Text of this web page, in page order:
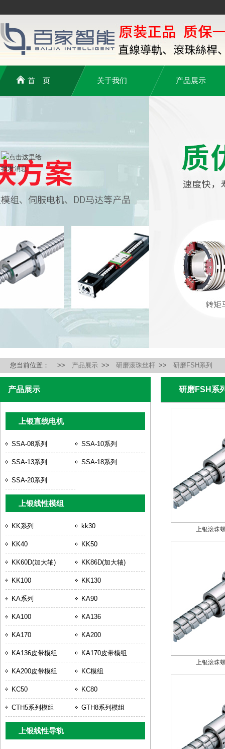
首 页 关于我们 产品展示
您当前位置： >> 产品展示 >> 研磨滚珠丝杆 >> 研磨FSH系列
产品展示
上银直线电机
SSA-08系列 SSA-10系列
SSA-13系列 SSA-18系列
SSA-20系列
上银线性模组
KK系列 kk30
KK40 KK50
KK60D(加大轴) KK86D(加大轴)
KK100 KK130
KA系列 KA90
KA100 KA136
KA170 KA200
KA136皮带模组 KA170皮带模组
KA200皮带模组 KC模组
KC50 KC80
CTH5系列模组 GTH8系列模组
上银线性导轨
研磨FSH系
上银滚珠
上银滚珠